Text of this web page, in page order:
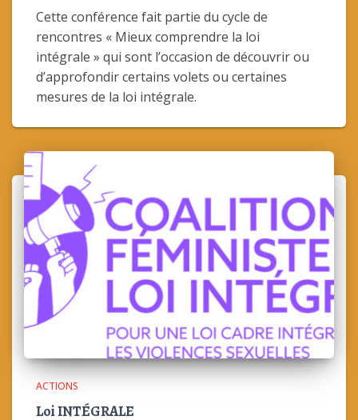
Cette conférence fait partie du cycle de
rencontres « Mieux comprendre la loi
intégrale » qui sont l’occasion de découvrir ou
d’approfondir certains volets ou certaines
mesures de la loi intégrale.
ACTIONS
Loi INTÉGRALE